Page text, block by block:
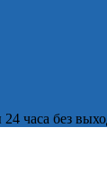
часа без